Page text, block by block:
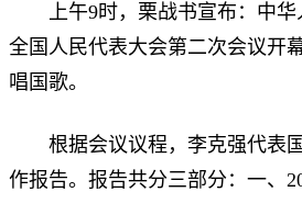
上午9时，栗战书宣布：中华
全国人民代表大会第二次会议开
唱国歌。
根据会议议程，李克强代表
作报告。报告共分三部分：一、